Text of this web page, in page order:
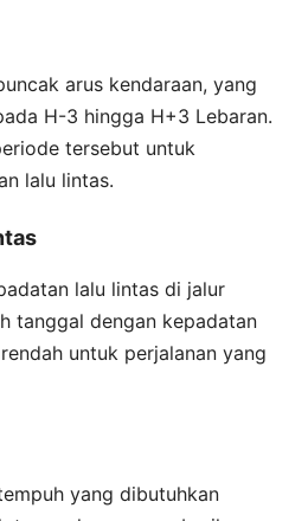
arus kendaraan, yang
H-3 hingga H+3 Lebaran.
tersebut untuk
lalu lintas.
lalu lintas di jalur
tanggal dengan kepadatan
untuk perjalanan yang
yang dibutuhkan